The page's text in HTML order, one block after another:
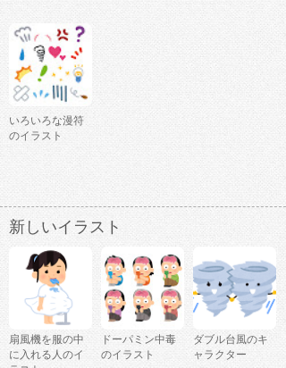
いろいろな漫符
のイラスト
新しいイラスト
扇風機を服の中
に入れる人のイ
ドーパミン中毒
のイラスト
ダブル台風のキ
ャラクター